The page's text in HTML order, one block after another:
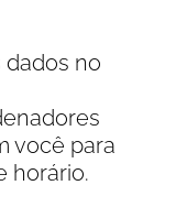
no
você para
horário.